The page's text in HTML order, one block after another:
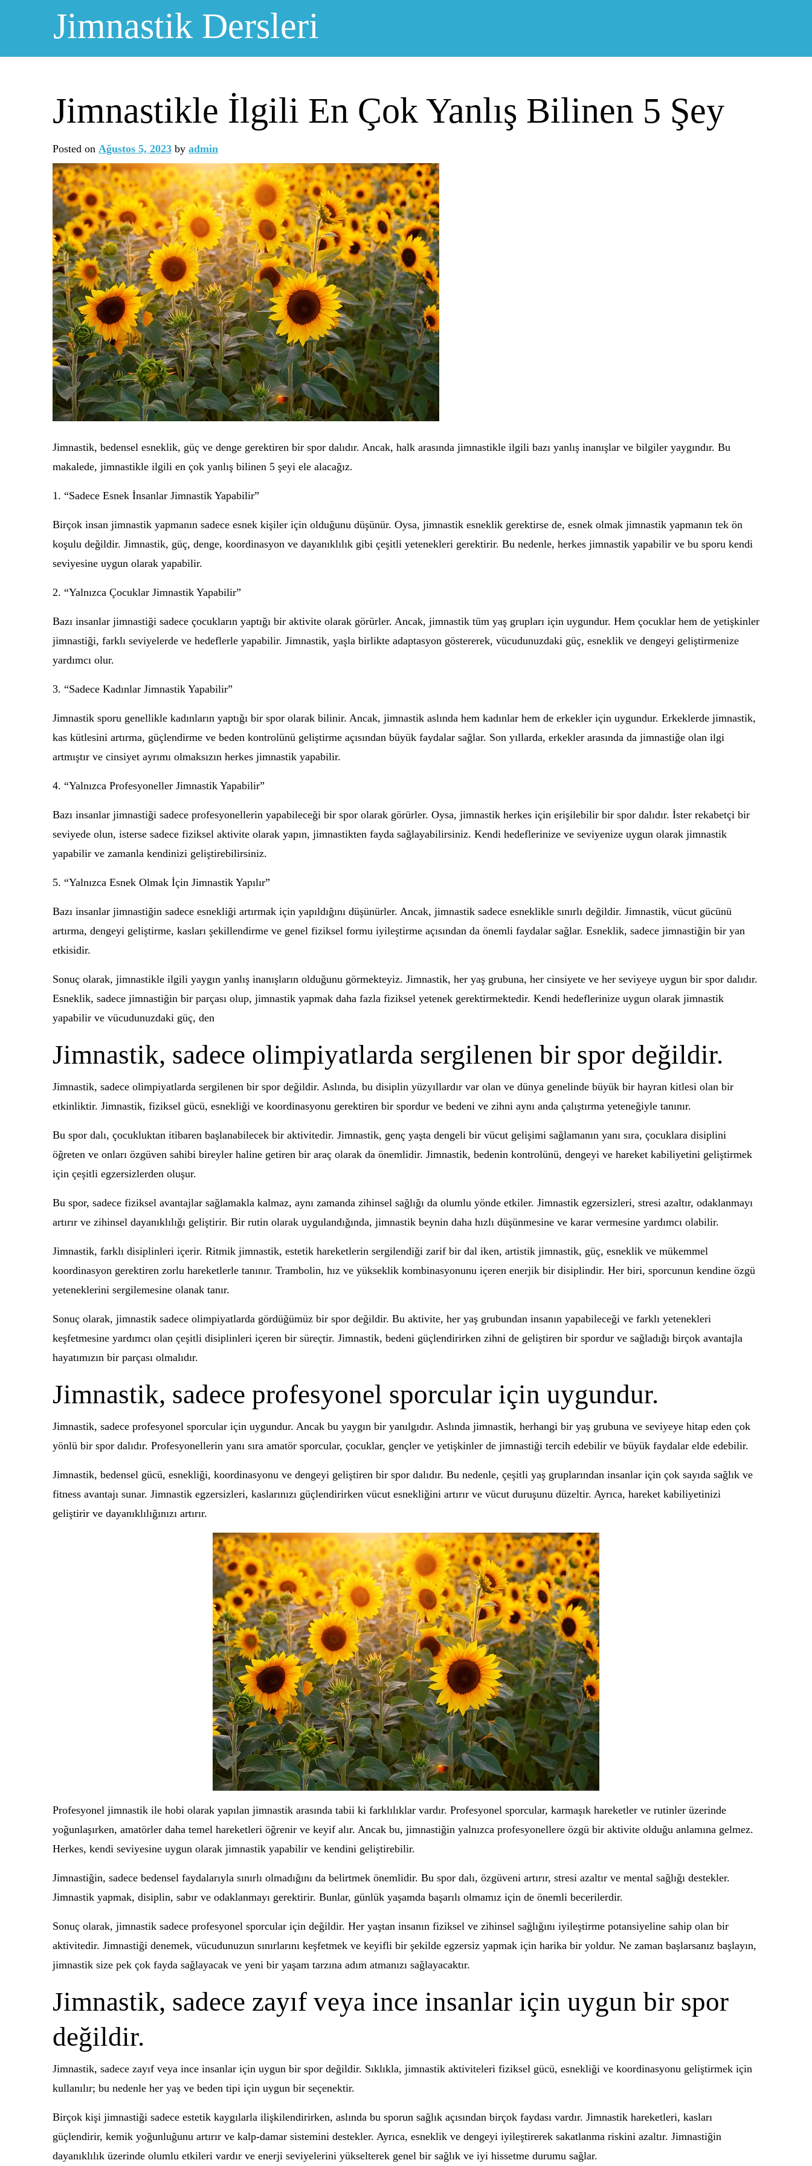
Jimnastik Dersleri
Jimnastikle İlgili En Çok Yanlış Bilinen 5 Şey
Posted on Ağustos 5, 2023 by admin
Jimnastik, bedensel esneklik, güç ve denge gerektiren bir spor dalıdır. Ancak, halk arasında jimnastikle ilgili bazı yanlış inanışlar ve bilgiler yaygındır. Bu
makalede, jimnastikle ilgili en çok yanlış bilinen 5 şeyi ele alacağız.
1. “Sadece Esnek İnsanlar Jimnastik Yapabilir”
Birçok insan jimnastik yapmanın sadece esnek kişiler için olduğunu düşünür. Oysa, jimnastik esneklik gerektirse de, esnek olmak jimnastik yapmanın tek ön
koşulu değildir. Jimnastik, güç, denge, koordinasyon ve dayanıklılık gibi çeşitli yetenekleri gerektirir. Bu nedenle, herkes jimnastik yapabilir ve bu sporu kendi
seviyesine uygun olarak yapabilir.
2. “Yalnızca Çocuklar Jimnastik Yapabilir”
Bazı insanlar jimnastiği sadece çocukların yaptığı bir aktivite olarak görürler. Ancak, jimnastik tüm yaş grupları için uygundur. Hem çocuklar hem de yetişkinler
jimnastiği, farklı seviyelerde ve hedeflerle yapabilir. Jimnastik, yaşla birlikte adaptasyon göstererek, vücudunuzdaki güç, esneklik ve dengeyi geliştirmenize
yardımcı olur.
3. “Sadece Kadınlar Jimnastik Yapabilir”
Jimnastik sporu genellikle kadınların yaptığı bir spor olarak bilinir. Ancak, jimnastik aslında hem kadınlar hem de erkekler için uygundur. Erkeklerde jimnastik,
kas kütlesini artırma, güçlendirme ve beden kontrolünü geliştirme açısından büyük faydalar sağlar. Son yıllarda, erkekler arasında da jimnastiğe olan ilgi
artmıştır ve cinsiyet ayrımı olmaksızın herkes jimnastik yapabilir.
4. “Yalnızca Profesyoneller Jimnastik Yapabilir”
Bazı insanlar jimnastiği sadece profesyonellerin yapabileceği bir spor olarak görürler. Oysa, jimnastik herkes için erişilebilir bir spor dalıdır. İster rekabetçi bir
seviyede olun, isterse sadece fiziksel aktivite olarak yapın, jimnastikten fayda sağlayabilirsiniz. Kendi hedeflerinize ve seviyenize uygun olarak jimnastik
yapabilir ve zamanla kendinizi geliştirebilirsiniz.
5. “Yalnızca Esnek Olmak İçin Jimnastik Yapılır”
Bazı insanlar jimnastiğin sadece esnekliği artırmak için yapıldığını düşünürler. Ancak, jimnastik sadece esneklikle sınırlı değildir. Jimnastik, vücut gücünü
artırma, dengeyi geliştirme, kasları şekillendirme ve genel fiziksel formu iyileştirme açısından da önemli faydalar sağlar. Esneklik, sadece jimnastiğin bir yan
etkisidir.
Sonuç olarak, jimnastikle ilgili yaygın yanlış inanışların olduğunu görmekteyiz. Jimnastik, her yaş grubuna, her cinsiyete ve her seviyeye uygun bir spor dalıdır.
Esneklik, sadece jimnastiğin bir parçası olup, jimnastik yapmak daha fazla fiziksel yetenek gerektirmektedir. Kendi hedeflerinize uygun olarak jimnastik
yapabilir ve vücudunuzdaki güç, den
Jimnastik, sadece olimpiyatlarda sergilenen bir spor değildir.
Jimnastik, sadece olimpiyatlarda sergilenen bir spor değildir. Aslında, bu disiplin yüzyıllardır var olan ve dünya genelinde büyük bir hayran kitlesi olan bir
etkinliktir. Jimnastik, fiziksel gücü, esnekliği ve koordinasyonu gerektiren bir spordur ve bedeni ve zihni aynı anda çalıştırma yeteneğiyle tanınır.
Bu spor dalı, çocukluktan itibaren başlanabilecek bir aktivitedir. Jimnastik, genç yaşta dengeli bir vücut gelişimi sağlamanın yanı sıra, çocuklara disiplini
öğreten ve onları özgüven sahibi bireyler haline getiren bir araç olarak da önemlidir. Jimnastik, bedenin kontrolünü, dengeyi ve hareket kabiliyetini geliştirmek
için çeşitli egzersizlerden oluşur.
Bu spor, sadece fiziksel avantajlar sağlamakla kalmaz, aynı zamanda zihinsel sağlığı da olumlu yönde etkiler. Jimnastik egzersizleri, stresi azaltır, odaklanmayı
artırır ve zihinsel dayanıklılığı geliştirir. Bir rutin olarak uygulandığında, jimnastik beynin daha hızlı düşünmesine ve karar vermesine yardımcı olabilir.
Jimnastik, farklı disiplinleri içerir. Ritmik jimnastik, estetik hareketlerin sergilendiği zarif bir dal iken, artistik jimnastik, güç, esneklik ve mükemmel
koordinasyon gerektiren zorlu hareketlerle tanınır. Trambolin, hız ve yükseklik kombinasyonunu içeren enerjik bir disiplindir. Her biri, sporcunun kendine özgü
yeteneklerini sergilemesine olanak tanır.
Sonuç olarak, jimnastik sadece olimpiyatlarda gördüğümüz bir spor değildir. Bu aktivite, her yaş grubundan insanın yapabileceği ve farklı yetenekleri
keşfetmesine yardımcı olan çeşitli disiplinleri içeren bir süreçtir. Jimnastik, bedeni güçlendirirken zihni de geliştiren bir spordur ve sağladığı birçok avantajla
hayatımızın bir parçası olmalıdır.
Jimnastik, sadece profesyonel sporcular için uygundur.
Jimnastik, sadece profesyonel sporcular için uygundur. Ancak bu yaygın bir yanılgıdır. Aslında jimnastik, herhangi bir yaş grubuna ve seviyeye hitap eden çok
yönlü bir spor dalıdır. Profesyonellerin yanı sıra amatör sporcular, çocuklar, gençler ve yetişkinler de jimnastiği tercih edebilir ve büyük faydalar elde edebilir.
Jimnastik, bedensel gücü, esnekliği, koordinasyonu ve dengeyi geliştiren bir spor dalıdır. Bu nedenle, çeşitli yaş gruplarından insanlar için çok sayıda sağlık ve
fitness avantajı sunar. Jimnastik egzersizleri, kaslarınızı güçlendirirken vücut esnekliğini artırır ve vücut duruşunu düzeltir. Ayrıca, hareket kabiliyetinizi
geliştirir ve dayanıklılığınızı artırır.
Profesyonel jimnastik ile hobi olarak yapılan jimnastik arasında tabii ki farklılıklar vardır. Profesyonel sporcular, karmaşık hareketler ve rutinler üzerinde
yoğunlaşırken, amatörler daha temel hareketleri öğrenir ve keyif alır. Ancak bu, jimnastiğin yalnızca profesyonellere özgü bir aktivite olduğu anlamına gelmez.
Herkes, kendi seviyesine uygun olarak jimnastik yapabilir ve kendini geliştirebilir.
Jimnastiğin, sadece bedensel faydalarıyla sınırlı olmadığını da belirtmek önemlidir. Bu spor dalı, özgüveni artırır, stresi azaltır ve mental sağlığı destekler.
Jimnastik yapmak, disiplin, sabır ve odaklanmayı gerektirir. Bunlar, günlük yaşamda başarılı olmamız için de önemli becerilerdir.
Sonuç olarak, jimnastik sadece profesyonel sporcular için değildir. Her yaştan insanın fiziksel ve zihinsel sağlığını iyileştirme potansiyeline sahip olan bir
aktivitedir. Jimnastiği denemek, vücudunuzun sınırlarını keşfetmek ve keyifli bir şekilde egzersiz yapmak için harika bir yoldur. Ne zaman başlarsanız başlayın,
jimnastik size pek çok fayda sağlayacak ve yeni bir yaşam tarzına adım atmanızı sağlayacaktır.
Jimnastik, sadece zayıf veya ince insanlar için uygun bir spor
değildir.
Jimnastik, sadece zayıf veya ince insanlar için uygun bir spor değildir. Sıklıkla, jimnastik aktiviteleri fiziksel gücü, esnekliği ve koordinasyonu geliştirmek için
kullanılır; bu nedenle her yaş ve beden tipi için uygun bir seçenektir.
Birçok kişi jimnastiği sadece estetik kaygılarla ilişkilendirirken, aslında bu sporun sağlık açısından birçok faydası vardır. Jimnastik hareketleri, kasları
güçlendirir, kemik yoğunluğunu artırır ve kalp-damar sistemini destekler. Ayrıca, esneklik ve dengeyi iyileştirerek sakatlanma riskini azaltır. Jimnastiğin
dayanıklılık üzerinde olumlu etkileri vardır ve enerji seviyelerini yükselterek genel bir sağlık ve iyi hissetme durumu sağlar.